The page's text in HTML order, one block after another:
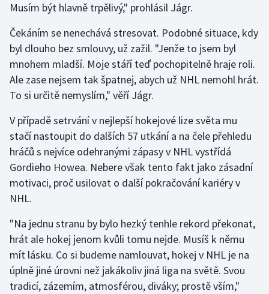
Triatlon
Veslování
Vodní slalom
Volejbal
Ostatní
Musím být hlavně trpělivý," prohlásil Jágr.
Čekáním se nenechává stresovat. Podobné situace, kdy
byl dlouho bez smlouvy, už zažil. "Jenže to jsem byl
mnohem mladší. Moje stáří teď pochopitelně hraje roli.
Ale zase nejsem tak špatnej, abych už NHL nemohl hrát.
To si určitě nemyslím," věří Jágr.
V případě setrvání v nejlepší hokejové lize světa mu
stačí nastoupit do dalších 57 utkání a na čele přehledu
hráčů s nejvíce odehranými zápasy v NHL vystřídá
Gordieho Howea. Nebere však tento fakt jako zásadní
motivaci, proč usilovat o další pokračování kariéry v
NHL.
"Na jednu stranu by bylo hezký tenhle rekord překonat,
hrát ale hokej jenom kvůli tomu nejde. Musíš k němu
mít lásku. Co si budeme namlouvat, hokej v NHL je na
úplně jiné úrovni než jakákoliv jiná liga na světě. Svou
tradicí, zázemím, atmosférou, diváky; prostě vším,"